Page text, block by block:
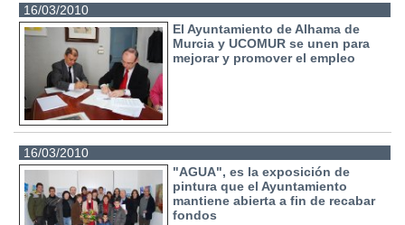
16/03/2010
El Ayuntamiento de Alhama de
Murcia y UCOMUR se unen para
mejorar y promover el empleo
16/03/2010
"AGUA", es la exposición de
pintura que el Ayuntamiento
mantiene abierta a fin de recabar
fondos